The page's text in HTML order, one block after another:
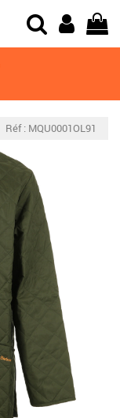
Réf : MQU0001OL91